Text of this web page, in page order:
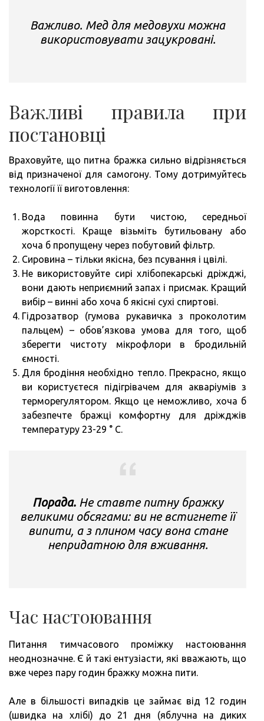
Важливо. Мед для медовухи можна
використовувати зацукровані.
Важливі правила при
постановці
Враховуйте, що питна бражка сильно відрізняється
від призначеної для самогону. Тому дотримуйтесь
технології її виготовлення:
Вода повинна бути чистою, середньої
жорсткості. Краще візьміть бутильовану або
хоча б пропущену через побутовий фільтр.
Сировина – тільки якісна, без псування і цвілі.
Не використовуйте сирі хлібопекарські дріжджі,
вони дають неприємний запах і присмак. Кращий
вибір – винні або хоча б якісні сухі спиртові.
Гідрозатвор (гумова рукавичка з проколотим
пальцем) – обов’язкова умова для того, щоб
зберегти чистоту мікрофлори в бродильній
ємності.
Для бродіння необхідно тепло. Прекрасно, якщо
ви користуєтеся підігрівачем для акваріумів з
терморегулятором. Якщо це неможливо, хоча б
забезпечте бражці комфортну для дріжджів
температуру 23-29 ° С.
Порада.Не ставте питну бражку
великими обсягами: ви не встигнете її
випити, а з плином часу вона стане
непридатною для вживання.
Час настоювання
Питання тимчасового проміжку настоювання
неоднозначне. Є й такі ентузіасти, які вважають, що
вже через пару годин бражку можна пити.
Але в більшості випадків це займає від 12 годин
(швидка на хлібі) до 21 дня (яблучна на диких